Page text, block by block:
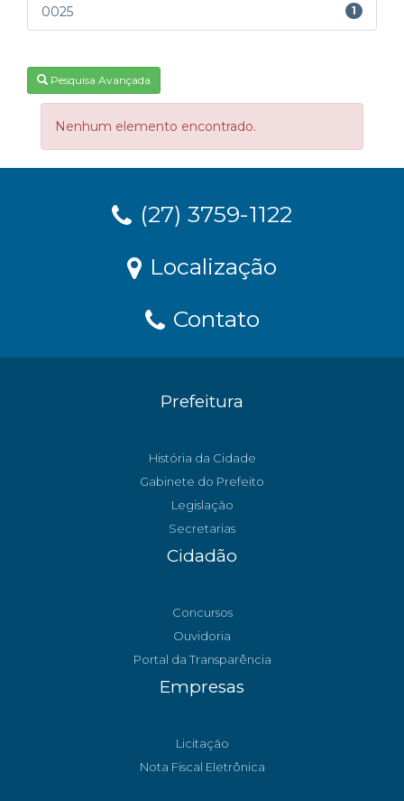
0025 1
Pesquisa Avançada
Nenhum elemento encontrado.
(27) 3759-1122
Localização
Contato
Prefeitura
História da Cidade
Gabinete do Prefeito
Legislação
Secretarias
Cidadão
Concursos
Ouvidoria
Portal da Transparência
Empresas
Licitação
Nota Fiscal Eletrônica